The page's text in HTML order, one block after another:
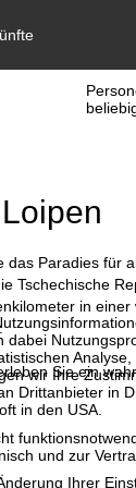
wir Ihre
Drittanbieter in
in den USA.
und zur
Ihrer
Paradies
Tschechische
in
Sie ein